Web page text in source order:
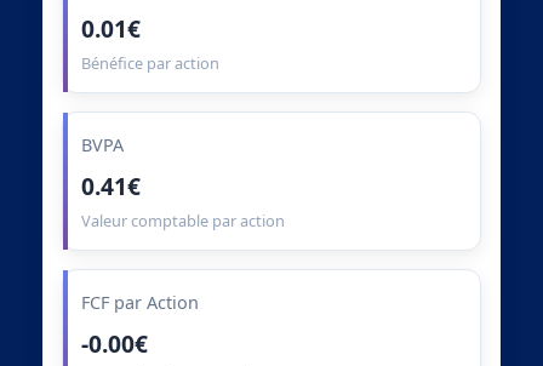
0.01€
Bénéfice par action
BVPA
0.41€
Valeur comptable par action
FCF par Action
-0.00€